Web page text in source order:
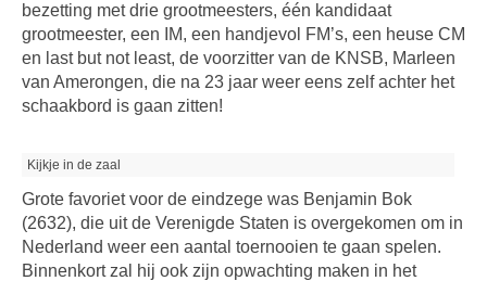
bezetting met drie grootmeesters, één kandidaat
grootmeester, een IM, een handjevol FM’s, een heuse CM
en last but not least, de voorzitter van de KNSB, Marleen
van Amerongen, die na 23 jaar weer eens zelf achter het
schaakbord is gaan zitten!
Kijkje in de zaal
Grote favoriet voor de eindzege was Benjamin Bok
(2632), die uit de Verenigde Staten is overgekomen om in
Nederland weer een aantal toernooien te gaan spelen.
Binnenkort zal hij ook zijn opwachting maken in het